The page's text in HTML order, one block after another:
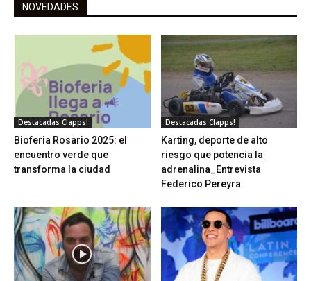
NOVEDADES
Destacadas Clapps!
Bioferia Rosario 2025: el
encuentro verde que
transforma la ciudad
Destacadas Clapps!
Karting, deporte de alto
riesgo que potencia la
adrenalina_Entrevista
Federico Pereyra